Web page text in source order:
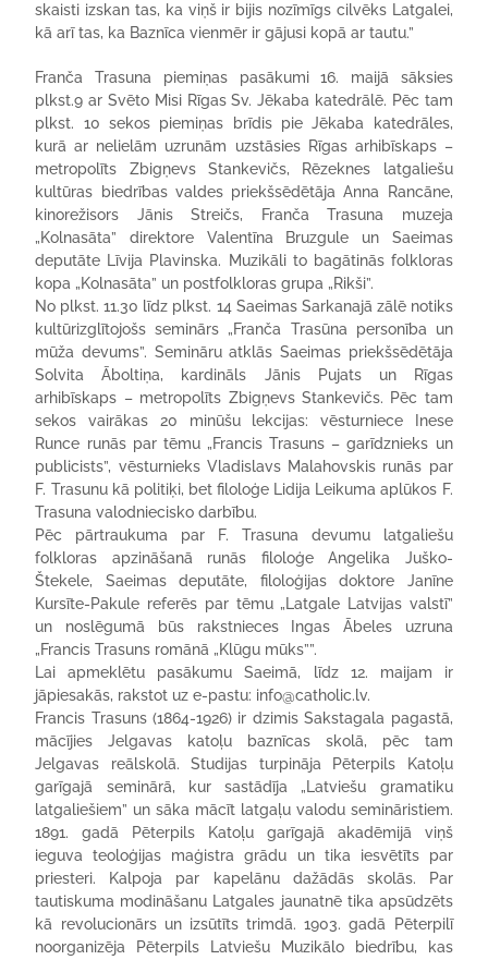
skaisti izskan tas, ka viņš ir bijis nozīmīgs cilvēks Latgalei,
kā arī tas, ka Baznīca vienmēr ir gājusi kopā ar tautu.”
Franča Trasuna piemiņas pasākumi 16. maijā sāksies
plkst.9 ar Svēto Misi Rīgas Sv. Jēkaba katedrālē. Pēc tam
plkst. 10 sekos piemiņas brīdis pie Jēkaba katedrāles,
kurā ar nelielām uzrunām uzstāsies Rīgas arhibīskaps –
metropolīts Zbigņevs Stankevičs, Rēzeknes latgaliešu
kultūras biedrības valdes priekšsēdētāja Anna Rancāne,
kinorežisors Jānis Streičs, Franča Trasuna muzeja
„Kolnasāta” direktore Valentīna Bruzgule un Saeimas
deputāte Līvija Plavinska. Muzikāli to bagātinās folkloras
kopa „Kolnasāta” un postfolkloras grupa „Rikši”.
No plkst. 11.30 līdz plkst. 14 Saeimas Sarkanajā zālē notiks
kultūrizglītojošs seminārs „Franča Trasūna personība un
mūža devums”. Semināru atklās Saeimas priekšsēdētāja
Solvita Āboltiņa, kardināls Jānis Pujats un Rīgas
arhibīskaps – metropolīts Zbigņevs Stankevičs. Pēc tam
sekos vairākas 20 minūšu lekcijas: vēsturniece Inese
Runce runās par tēmu „Francis Trasuns – garīdznieks un
publicists”, vēsturnieks Vladislavs Malahovskis runās par
F. Trasunu kā politiķi, bet filoloģe Lidija Leikuma aplūkos F.
Trasuna valodniecisko darbību.
Pēc pārtraukuma par F. Trasuna devumu latgaliešu
folkloras apzināšanā runās filoloģe Angelika Juško-
Štekele, Saeimas deputāte, filoloģijas doktore Janīne
Kursīte-Pakule referēs par tēmu „Latgale Latvijas valstī”
un noslēgumā būs rakstnieces Ingas Ābeles uzruna
„Francis Trasuns romānā „Klūgu mūks””.
Lai apmeklētu pasākumu Saeimā, līdz 12. maijam ir
jāpiesakās, rakstot uz e-pastu: info@catholic.lv.
Francis Trasuns (1864-1926) ir dzimis Sakstagala pagastā,
mācījies Jelgavas katoļu baznīcas skolā, pēc tam
Jelgavas reālskolā. Studijas turpināja Pēterpils Katoļu
garīgajā seminārā, kur sastādīja „Latviešu gramatiku
latgaliešiem” un sāka mācīt latgaļu valodu semināristiem.
1891. gadā Pēterpils Katoļu garīgajā akadēmijā viņš
ieguva teoloģijas maģistra grādu un tika iesvētīts par
priesteri. Kalpoja par kapelānu dažādās skolās. Par
tautiskuma modināšanu Latgales jaunatnē tika apsūdzēts
kā revolucionārs un izsūtīts trimdā. 1903. gadā Pēterpilī
noorganizēja Pēterpils Latviešu Muzikālo biedrību, kas